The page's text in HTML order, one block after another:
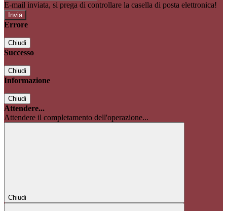
E-mail inviata, si prega di controllare la casella di posta elettronica!
Errore
Chiudi
Successo
Chiudi
Informazione
Chiudi
Attendere...
Attendere il completamento dell'operazione...
Chiudi